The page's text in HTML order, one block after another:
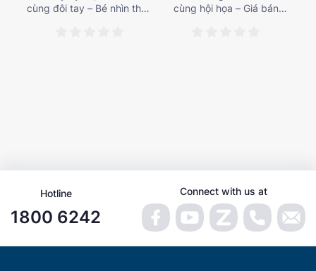
cùng đôi tay – Bé nhìn thấy
cùng hội họa – Giá bán
Hotline
1800 6242
Connect with us at